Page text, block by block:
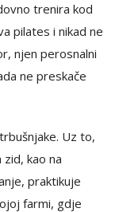
trenira kod
pilates i nikad ne
njen perosnalni
ne preskače
Uz to,
kao na
praktikuje
farmi, gdje